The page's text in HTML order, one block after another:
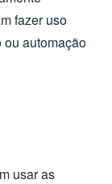
fazer uso
ou automação
usar as